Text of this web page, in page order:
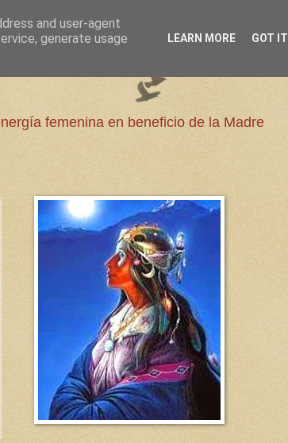
femenina en beneficio de la Madre
and user-agent
generate usage
LEARN MORE GOT IT